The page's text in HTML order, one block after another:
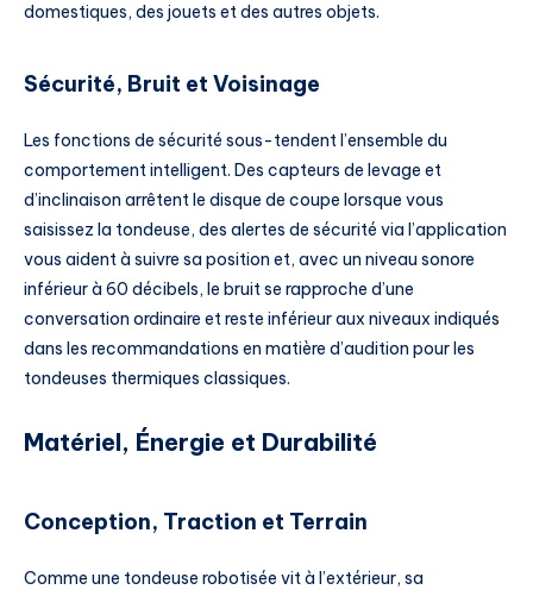
domestiques, des jouets et des autres objets.
Sécurité, Bruit et Voisinage
Les fonctions de sécurité sous-tendent l’ensemble du
comportement intelligent. Des capteurs de levage et
d’inclinaison arrêtent le disque de coupe lorsque vous
saisissez la tondeuse, des alertes de sécurité via l’application
vous aident à suivre sa position et, avec un niveau sonore
inférieur à 60 décibels, le bruit se rapproche d’une
conversation ordinaire et reste inférieur aux niveaux indiqués
dans les recommandations en matière d’audition pour les
tondeuses thermiques classiques.
Matériel, Énergie et Durabilité
Conception, Traction et Terrain
Comme une tondeuse robotisée vit à l’extérieur, sa